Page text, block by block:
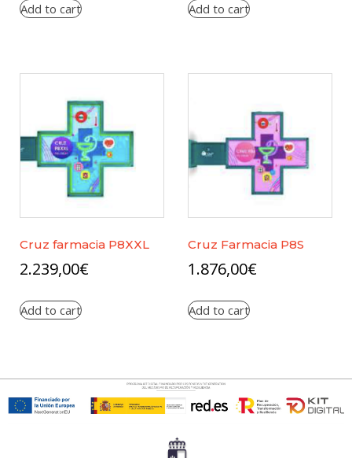
Add to cart Add to cart
Cruz farmacia P8XXL
2.239,00€
Add to cart
Cruz Farmacia P8S
1.876,00€
Add to cart